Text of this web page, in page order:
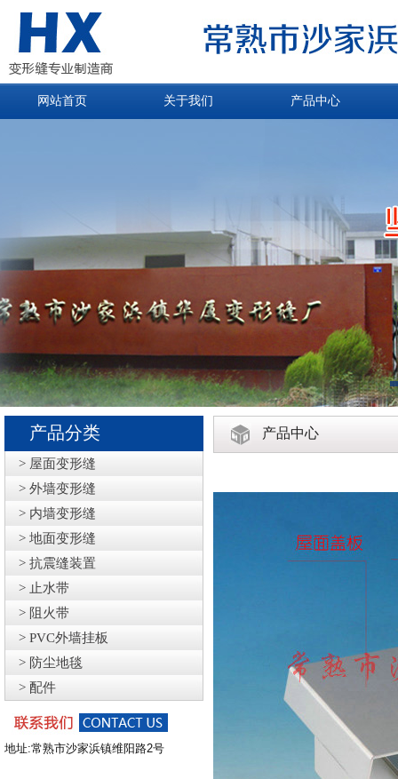
网站首页 关于我们 产品中心
产品分类
> 屋面变形缝
> 外墙变形缝
> 内墙变形缝
> 地面变形缝
> 抗震缝装置
> 止水带
> 阻火带
> PVC外墙挂板
> 防尘地毯
> 配件
地址:常熟市沙家浜镇维阳路2号
产品中心